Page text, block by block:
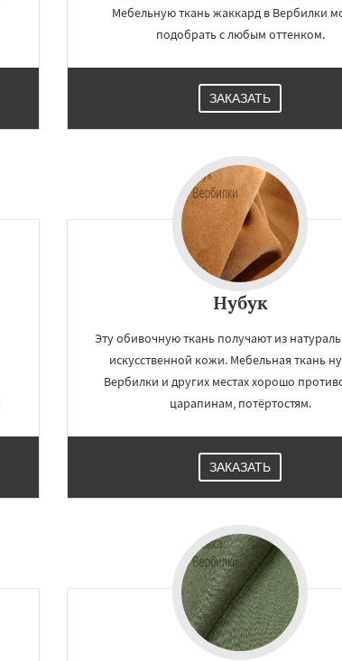
Мебельную ткань жаккард в Вербилки
подобрать с любым оттенком.
ЗАКАЗАТЬ
Нубук
Эту обивочную ткань получают из
искусственной кожи. Мебельная ткань
Вербилки и других местах хорошо
царапинам, потёртостям.
ЗАКАЗАТЬ